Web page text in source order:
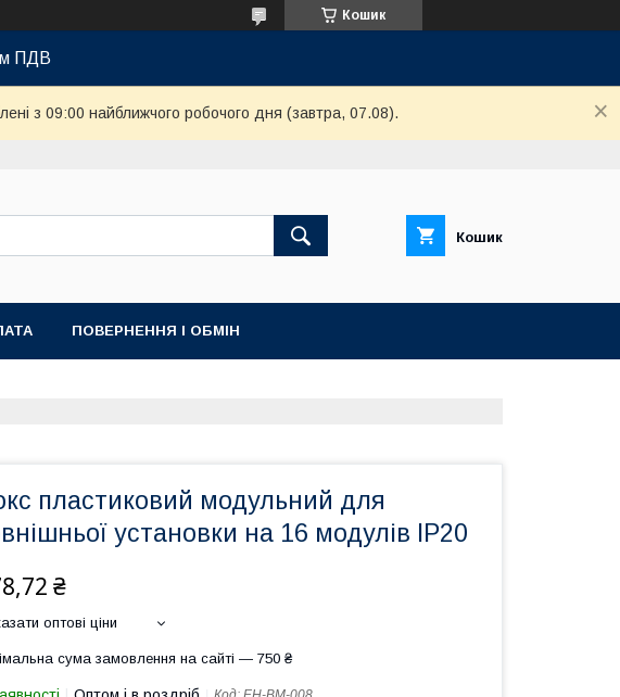
Кошик
ПДВ
з 09:00 найближчого робочого дня (завтра, 07.08).
Кошик
ПОВЕРНЕННЯ І ОБМІН
пластиковий модульний для
установки на 16 модулів IP20
₴
оптові ціни
сума замовлення на сайті — 750 ₴